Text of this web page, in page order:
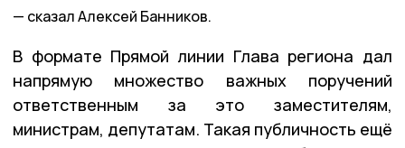
сказал Алексей Банников.
В формате Прямой линии Глава региона дал
напрямую множество важных поручений
ответственным за это заместителям,
министрам, депутатам. Такая публичность ещё